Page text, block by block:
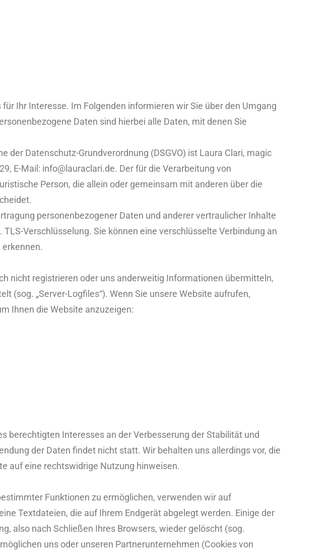
Ihr Interesse. Im Folgenden informieren wir Sie über den Umgang
Daten sind hierbei alle Daten, mit denen Sie
Datenschutz-Grundverordnung (DSGVO) ist Laura Clari, magic
E-Mail: info@lauraclari.de. Der für die Verarbeitung von
Person, die allein oder gemeinsam mit anderen über die
personenbezogener Daten und anderer vertraulicher Inhalte
Verschlüsselung. Sie können eine verschlüsselte Verbindung an
nicht registrieren oder uns anderweitig Informationen übermitteln,
(sog. „Server-Logfiles“). Wenn Sie unsere Website aufrufen,
Ihnen die Website anzuzeigen:
berechtigten Interesses an der Verbesserung der Stabilität und
der Daten findet nicht statt. Wir behalten uns allerdings vor, die
auf eine rechtswidrige Nutzung hinweisen.
Funktionen zu ermöglichen, verwenden wir auf
Textdateien, die auf Ihrem Endgerät abgelegt werden. Einige der
also nach Schließen Ihres Browsers, wieder gelöscht (sog.
uns oder unseren Partnerunternehmen (Cookies von